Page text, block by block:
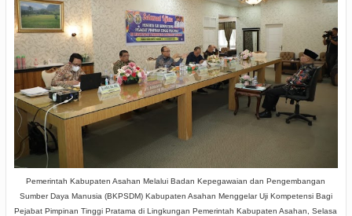
Pemerintah Kabupaten Asahan Melalui Badan Kepegawaian dan Pengembangan
Sumber Daya Manusia (BKPSDM) Kabupaten Asahan Menggelar Uji Kompetensi Bagi
Pejabat Pimpinan Tinggi Pratama di Lingkungan Pemerintah Kabupaten Asahan, Selasa